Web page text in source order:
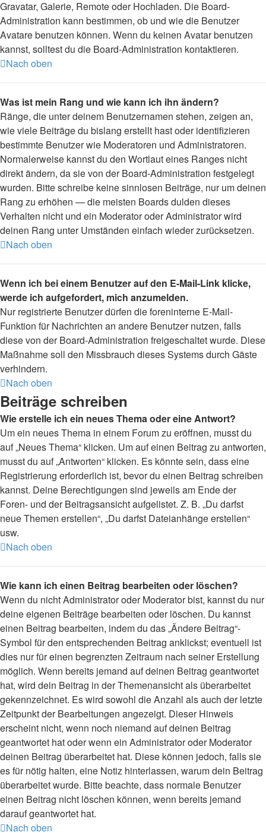
Gravatar, Galerie, Remote oder Hochladen. Die Board-
Administration kann bestimmen, ob und wie die Benutzer
Avatare benutzen können. Wenn du keinen Avatar benutzen
kannst, solltest du die Board-Administration kontaktieren.
Nach oben
Was ist mein Rang und wie kann ich ihn ändern?
Ränge, die unter deinem Benutzernamen stehen, zeigen an,
wie viele Beiträge du bislang erstellt hast oder identifizieren
bestimmte Benutzer wie Moderatoren und Administratoren.
Normalerweise kannst du den Wortlaut eines Ranges nicht
direkt ändern, da sie von der Board-Administration festgelegt
wurden. Bitte schreibe keine sinnlosen Beiträge, nur um deinen
Rang zu erhöhen — die meisten Boards dulden dieses
Verhalten nicht und ein Moderator oder Administrator wird
deinen Rang unter Umständen einfach wieder zurücksetzen.
Nach oben
Wenn ich bei einem Benutzer auf den E-Mail-Link klicke,
werde ich aufgefordert, mich anzumelden.
Nur registrierte Benutzer dürfen die foreninterne E-Mail-
Funktion für Nachrichten an andere Benutzer nutzen, falls
diese von der Board-Administration freigeschaltet wurde. Diese
Maßnahme soll den Missbrauch dieses Systems durch Gäste
verhindern.
Nach oben
Beiträge schreiben
Wie erstelle ich ein neues Thema oder eine Antwort?
Um ein neues Thema in einem Forum zu eröffnen, musst du
auf „Neues Thema“ klicken. Um auf einen Beitrag zu antworten,
musst du auf „Antworten“ klicken. Es könnte sein, dass eine
Registrierung erforderlich ist, bevor du einen Beitrag schreiben
kannst. Deine Berechtigungen sind jeweils am Ende der
Foren- und der Beitragsansicht aufgelistet. Z. B. „Du darfst
neue Themen erstellen“, „Du darfst Dateianhänge erstellen“
usw.
Nach oben
Wie kann ich einen Beitrag bearbeiten oder löschen?
Wenn du nicht Administrator oder Moderator bist, kannst du nur
deine eigenen Beiträge bearbeiten oder löschen. Du kannst
einen Beitrag bearbeiten, indem du das „Ändere Beitrag“-
Symbol für den entsprechenden Beitrag anklickst; eventuell ist
dies nur für einen begrenzten Zeitraum nach seiner Erstellung
möglich. Wenn bereits jemand auf deinen Beitrag geantwortet
hat, wird dein Beitrag in der Themenansicht als überarbeitet
gekennzeichnet. Es wird sowohl die Anzahl als auch der letzte
Zeitpunkt der Bearbeitungen angezeigt. Dieser Hinweis
erscheint nicht, wenn noch niemand auf deinen Beitrag
geantwortet hat oder wenn ein Administrator oder Moderator
deinen Beitrag überarbeitet hat. Diese können jedoch, falls sie
es für nötig halten, eine Notiz hinterlassen, warum dein Beitrag
überarbeitet wurde. Bitte beachte, dass normale Benutzer
einen Beitrag nicht löschen können, wenn bereits jemand
darauf geantwortet hat.
Nach oben